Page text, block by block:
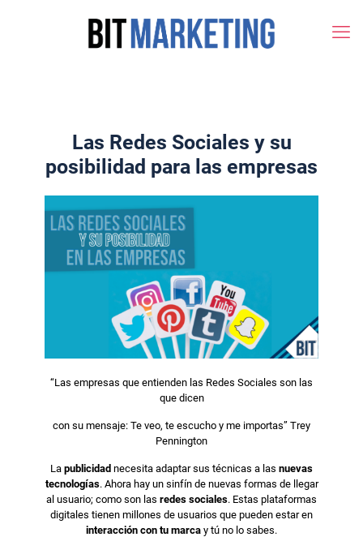
Las Redes Sociales y su
posibilidad para las empresas
“Las empresas que entienden las Redes Sociales son las
que dicen
con su mensaje: Te veo, te escucho y me importas” Trey
Pennington
La publicidad necesita adaptar sus técnicas a las nuevas
tecnologías. Ahora hay un sinfín de nuevas formas de llegar
al usuario; como son las redes sociales. Estas plataformas
digitales tienen millones de usuarios que pueden estar en
interacción con tu marca y tú no lo sabes.